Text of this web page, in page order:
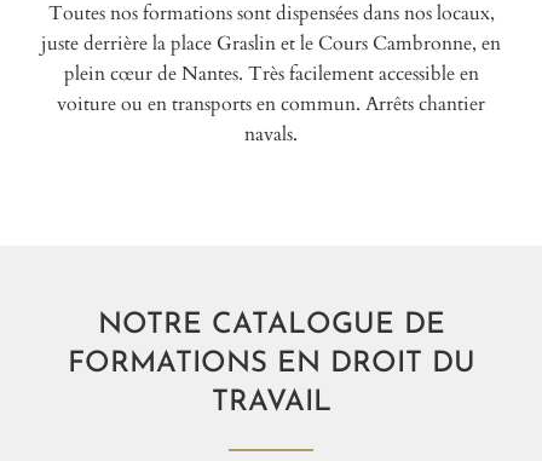
Toutes nos formations sont dispensées dans nos locaux,
juste derrière la place Graslin et le Cours Cambronne, en
plein cœur de Nantes. Très facilement accessible en
voiture ou en transports en commun. Arrêts chantier
navals.
NOTRE CATALOGUE DE
FORMATIONS EN DROIT DU
TRAVAIL